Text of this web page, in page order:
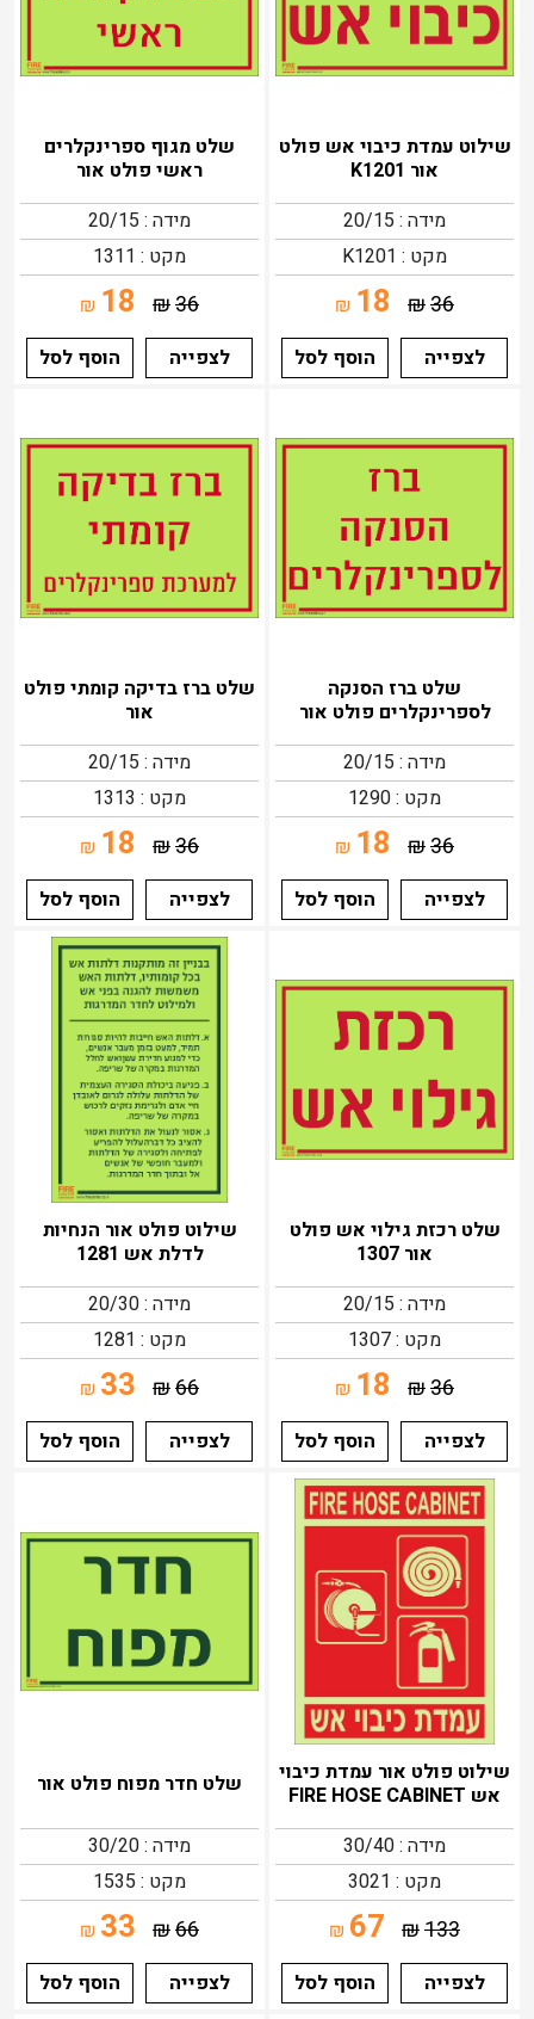
שילוט עמדת כיבוי אש פולט
אור K1201
מידה : 20/15
מקט : K1201
36
₪
18
₪
לצפייה
הוסף לסל
שלט מגוף ספרינקלרים
ראשי פולט אור
מידה : 20/15
מקט : 1311
36
₪
18
₪
לצפייה
הוסף לסל
שלט ברז הסנקה
לספרינקלרים פולט אור
מידה : 20/15
מקט : 1290
36
₪
18
₪
לצפייה
הוסף לסל
שלט ברז בדיקה קומתי פולט
אור
מידה : 20/15
מקט : 1313
36
₪
18
₪
לצפייה
הוסף לסל
שלט רכזת גילוי אש פולט
אור 1307
מידה : 20/15
מקט : 1307
36
₪
18
₪
לצפייה
הוסף לסל
שילוט פולט אור הנחיות
לדלת אש 1281
מידה : 20/30
מקט : 1281
66
₪
33
₪
לצפייה
הוסף לסל
שילוט פולט אור עמדת כיבוי
אש FIRE HOSE CABINET
מידה : 30/40
מקט : 3021
133
₪
67
₪
לצפייה
הוסף לסל
שלט חדר מפוח פולט אור
מידה : 30/20
מקט : 1535
66
₪
33
₪
לצפייה
הוסף לסל